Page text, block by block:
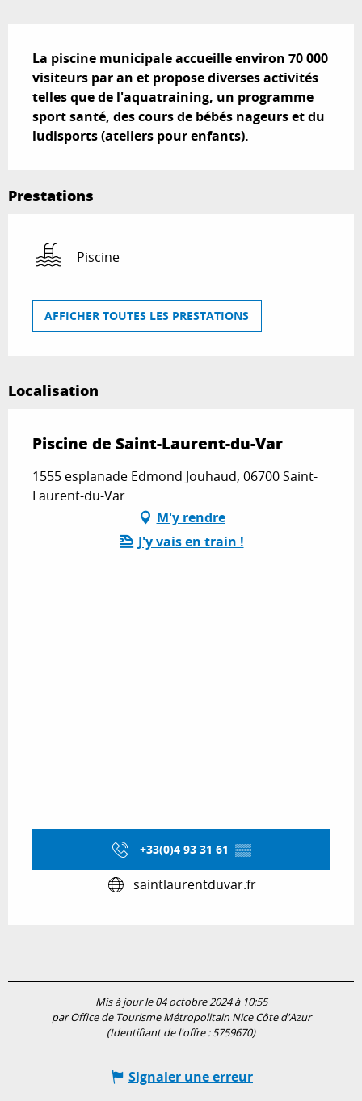
La piscine municipale accueille environ 70 000
visiteurs par an et propose diverses activités
telles que de l'aquatraining, un programme
sport santé, des cours de bébés nageurs et du
ludisports (ateliers pour enfants).
Prestations
Piscine
AFFICHER TOUTES LES PRESTATIONS
Localisation
Piscine de Saint-Laurent-du-Var
1555 esplanade Edmond Jouhaud, 06700 Saint-
Laurent-du-Var
M'y rendre
J'y vais en train !
+33(0)4 93 31 61 ▒▒
saintlaurentduvar.fr
Mis à jour le 04 octobre 2024 à 10:55
par Office de Tourisme Métropolitain Nice Côte d'Azur
(Identifiant de l'offre :5759670)
Signaler une erreur